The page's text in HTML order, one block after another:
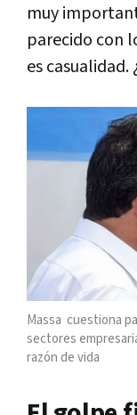
muy
parecido con
es casualidad.
Massa cuestiona
sectores
razón de vida